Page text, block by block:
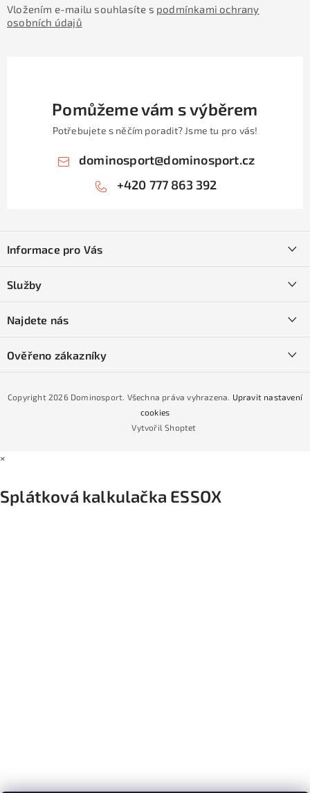
Vložením e-mailu souhlasíte s podmínkami ochrany
osobních údajů
Pomůžeme vám s výběrem
Potřebujete s něčím poradit? Jsme tu pro vás!
dominosport@dominosport.cz
+420 777 863 392
pInformace pro Vás
Obchodní podmínky
Podmínky GDPR
Podmínky nákupu na splátky ESSOX
Služby
Naše prodejna
Najdete nás
Ověřeno zákazníky
Vytvořil Shoptet
Copyright 2026 Dominosport. Všechna práva vyhrazena. Upravit nastavení
cookies
×
Splátková kalkulačka ESSOX